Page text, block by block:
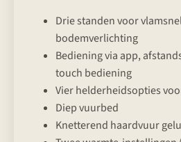
Drie standen voor
bodemverlichting
Bediening via app,
touch bediening
Vier helderheidsopties
Diep vuurbed
Knetterend haardvuur